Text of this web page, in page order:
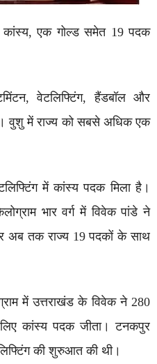
कांस्य, एक गोल्ड समेत 19 पदक
वेटलिफ्टिंग, हैंडबॉल और
वुशु में राज्य को सबसे अधिक एक
में कांस्य पदक मिला है।
भार वर्ग में विवेक पांडे ने
अब तक राज्य 19 पदकों के साथ
में उत्तराखंड के विवेक ने 280
लिए कांस्य पदक जीता। टनकपुर
की शुरुआत की थी।